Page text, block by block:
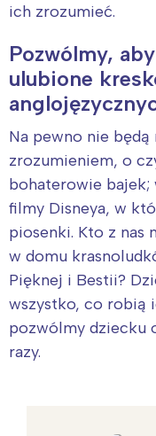
ich zrozumieć.
Pozwólmy,
ulubione
Na pewno nie będą
zrozumieniem, o
bohaterowie bajek;
filmy Disneya, w
piosenki. Kto z nas
w domu
Pięknej i Bestii?
wszystko, co robią
pozwólmy dziecku
razy.